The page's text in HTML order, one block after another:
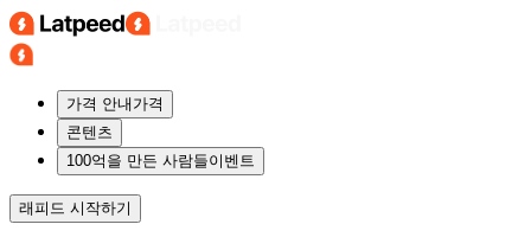
가격 안내 가격
콘텐츠
100억을 만든 사람들이벤트
래피드 시작하기